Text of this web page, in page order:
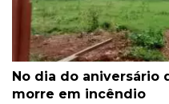
No dia do aniversário
morre em incêndio